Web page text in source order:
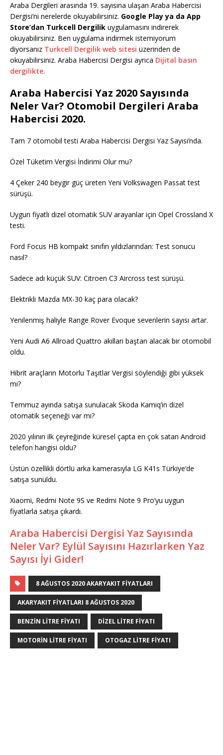
Araba Dergileri arasında 19. sayısına ulaşan Araba Habercisi
Dergisi’ni nerelerde okuyabilirsiniz. Google Play ya da App
Store’dan Turkcell Dergilik uygulamasını indirerek
okuyabilirsiniz. Ben uygulama indirmek istemiyorum
diyorsanız Turkcell Dergilik web sitesi üzerinden de
okuyabilirsiniz. Araba Habercisi Dergisi ayrıca Dijital basın
dergilikte.
Araba Habercisi Yaz 2020 Sayısında
Neler Var? Otomobil Dergileri Araba
Habercisi 2020.
Tam 7 otomobil testi Araba Habercisi Dergisi Yaz Sayısı’nda.
Özel Tüketim Vergisi İndirimi Olur mu?
4 Çeker 240 beygir güç üreten Yeni Volkswagen Passat test
sürüşü.
Uygun fiyatlı dizel otomatik SUV arayanlar için Opel Crossland X
testi.
Ford Focus HB kompakt sınıfın yıldızlarından: Test sonucu
nasıl?
Sadece adı küçük SUV: Citroen C3 Aircross test sürüşü.
Elektrikli Mazda MX-30 kaç para olacak?
Yenilenmiş haliyle Range Rover Evoque sevenlerin sayısı artar.
Yeni Audi A6 Allroad Quattro akılları baştan alacak bir otomobil
oldu.
Hibrit araçların Motorlu Taşıtlar Vergisi söylendiği gibi yüksek
mi?
Temmuz ayında satışa sunulacak Skoda Kamiq’in dizel
otomatik seçeneği var mı?
2020 yılının ilk çeyreğinde küresel çapta en çok satan Android
telefon hangisi oldu?
Üstün özellikli dörtlü arka kamerasıyla LG K41s Türkiye’de
satışa sunuldu.
Xiaomi, Redmi Note 9S ve Redmi Note 9 Pro’yu uygun
fiyatlarla satışa çıkardı.
Araba Habercisi Dergisi Yaz Sayısında
Neler Var? Eylül Sayısını Hazırlarken Yaz
Sayısı İyi Gider!
8 AĞUSTOS 2020 AKARYAKIT FIYATLARI
AKARYAKIT FIYATLARI 8 AĞUSTOS 2020
BENZIN LITRE FIYATI DIZEL LITRE FIYATI
MOTORIN LITRE FIYATI OTOGAZ LITRE FIYATI